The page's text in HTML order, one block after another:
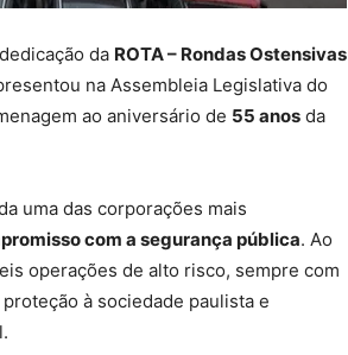
da ROTA – Rondas Ostensivas
na Assembleia Legislativa do
ao aniversário de 55 anos da
uma das corporações mais
com a segurança pública. Ao
operações de alto risco, sempre com
à sociedade paulista e